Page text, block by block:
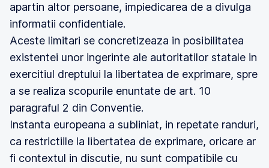
apartin altor persoane, impiedicarea de a divulga
informatii confidentiale.
Aceste limitari se concretizeaza in posibilitatea
existentei unor ingerinte ale autoritatilor statale in
exercitiul dreptului la libertatea de exprimare, spre
a se realiza scopurile enuntate de art. 10
paragraful 2 din Conventie.
Instanta europeana a subliniat, in repetate randuri,
ca restrictiile la libertatea de exprimare, oricare ar
fi contextul in discutie, nu sunt compatibile cu